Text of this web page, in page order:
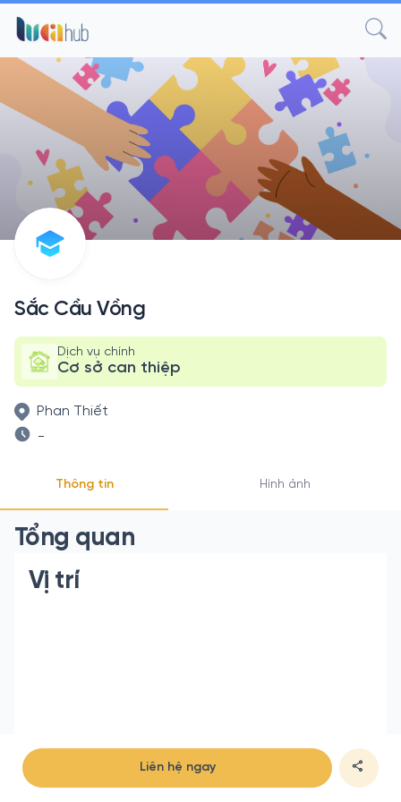
Sắc Cầu Vồng
Dịch vụ chính
Cơ sở can thiệp
Phan Thiết
-
Thông tin Hình ảnh
Tổng quan
Vị trí
Liên hệ ngay